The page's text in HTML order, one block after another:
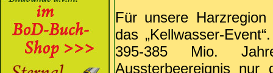
Für unsere
das „Kellwasser-
395-385 Mio.
Aussterbeereignis